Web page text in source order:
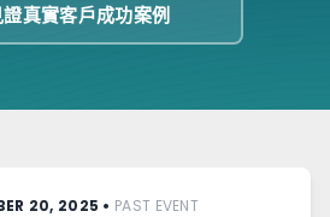
證真實客戶成功案例
20, 2025 • PAST EVENT